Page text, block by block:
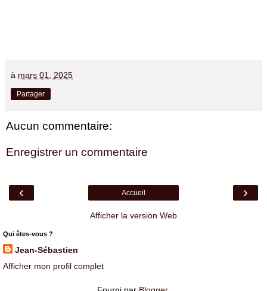
à mars 01, 2025
Partager
Aucun commentaire:
Enregistrer un commentaire
‹ ›
Accueil
Afficher la version Web
Qui êtes-vous ?
Jean-Sébastien
Afficher mon profil complet